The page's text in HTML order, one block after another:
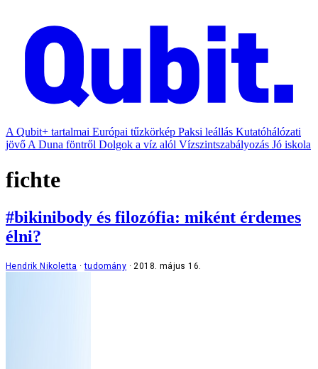
A Qubit+ tartalmai Európai tűzkörkép Paksi leállás Kutatóhálózati
jövő A Duna föntről Dolgok a víz alól Vízszintszabályozás Jó iskola
fichte
#bikinibody és filozófia: miként érdemes
élni?
Hendrik Nikoletta tudomány 2018. május 16.